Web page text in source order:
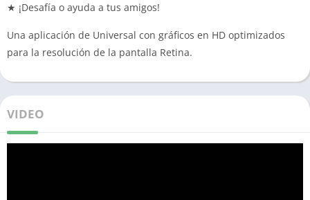
★ ¡Desafía o ayuda a tus amigos!
Una aplicación de Universal con gráficos en HD optimizados
para la resolución de la pantalla Retina.
VIDEO